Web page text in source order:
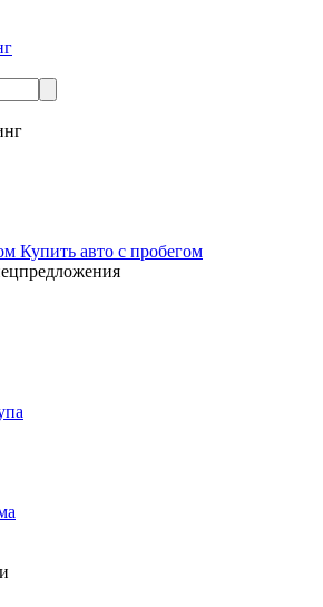
Купить авто с пробегом